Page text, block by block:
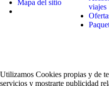
Mapa del sitio
viajes
Utilizamos Cookies propias y de
servicios y mostrarte publicidad